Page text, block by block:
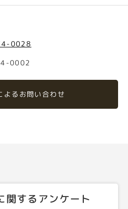
0028
0002
よるお問い合わせ
関するアンケート